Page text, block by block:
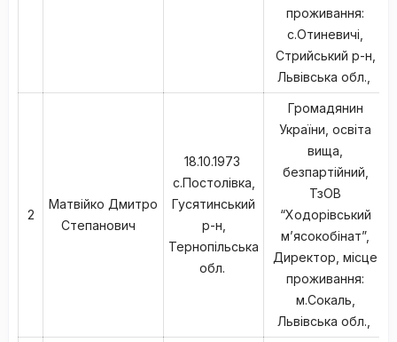
проживання:
с.Отиневичі,
Стрийський р-н,
Львівська обл.,
2
Матвійко Дмитро
Степанович
18.10.1973
с.Постолівка,
Гусятинський
р-н,
Тернопільська
обл.
Громадянин
України, освіта
вища,
безпартійний,
ТзОВ
“Ходорівський
м’ясокобінат”,
Директор, місце
проживання:
м.Сокаль,
Львівська обл.,